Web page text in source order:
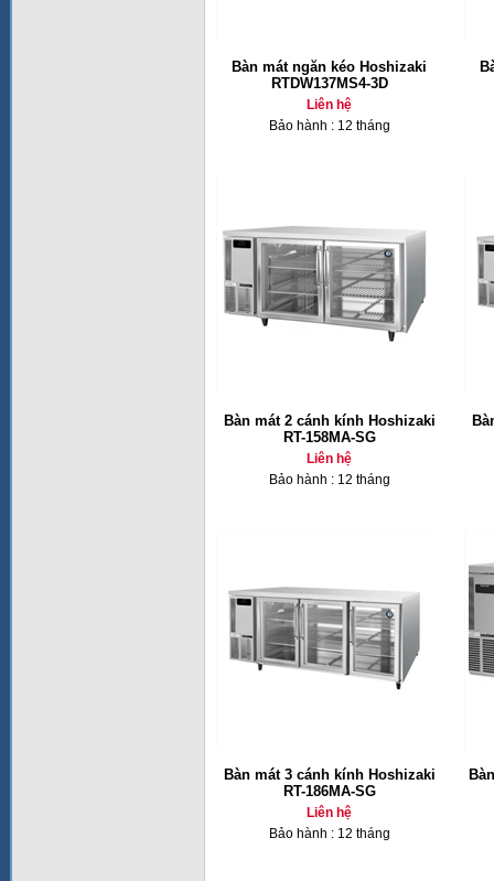
Bàn mát ngăn kéo Hoshizaki
RTDW137MS4-3D
Liên hệ
Bảo hành : 12 tháng
Bàn mát 2 cánh kính Hoshizaki
RT-158MA-SG
Liên hệ
Bảo hành : 12 tháng
Bàn mát 3 cánh kính Hoshizaki
RT-186MA-SG
Liên hệ
Bảo hành : 12 tháng